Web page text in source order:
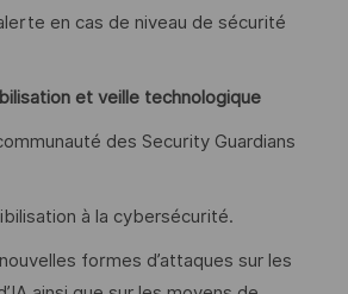
en cas de niveau de sécurité
et veille technologique
des Security Guardians
à la cybersécurité.
formes d’attaques sur les